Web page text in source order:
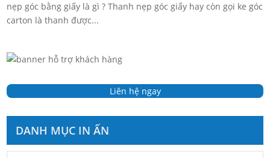
nẹp góc bằng giấy là gì ? Thanh nẹp góc giấy hay còn gọi ke góc
carton là thanh được...
Liên hệ ngay
DANH MỤC IN ẤN